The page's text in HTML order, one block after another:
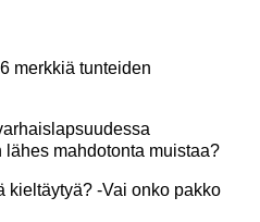
merkkiä tunteiden
mahdotonta muistaa?
kieltäytyä? -Vai onko pakko